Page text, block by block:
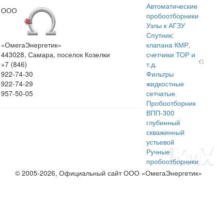
ООО
«ОмегаЭнергетик»
443028, Самара, поселок Козелки
+7 (846)
922-74-30
922-74-29
957-50-05
Автоматические
пробоотборники
Узлы к АГЗУ
Спутник:
клапана КМР,
счетчики ТОР и
т.д.
Фильтры
жидкостные
сетчатые
Пробоотборник
ВПП-300
глубинный
скважинный
устьевой
Ручные
пробоотборники
© 2005-2026, Официальный сайт ООО «ОмегаЭнергетик»